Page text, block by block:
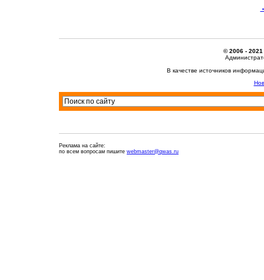
© 2006 - 2021
В качестве источников
Реклама на сайте:
по всем вопросам пишите webmaster@qwas.ru